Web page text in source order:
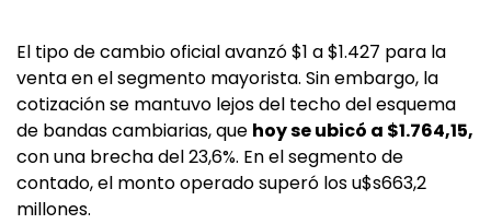
El tipo de cambio oficial avanzó $1 a $1.427 para la
venta en el segmento mayorista. Sin embargo, la
cotización se mantuvo lejos del techo del esquema
de bandas cambiarias, que hoy se ubicó a $1.764,15,
con una brecha del 23,6%. En el segmento de
contado, el monto operado superó los u$s663,2
millones.